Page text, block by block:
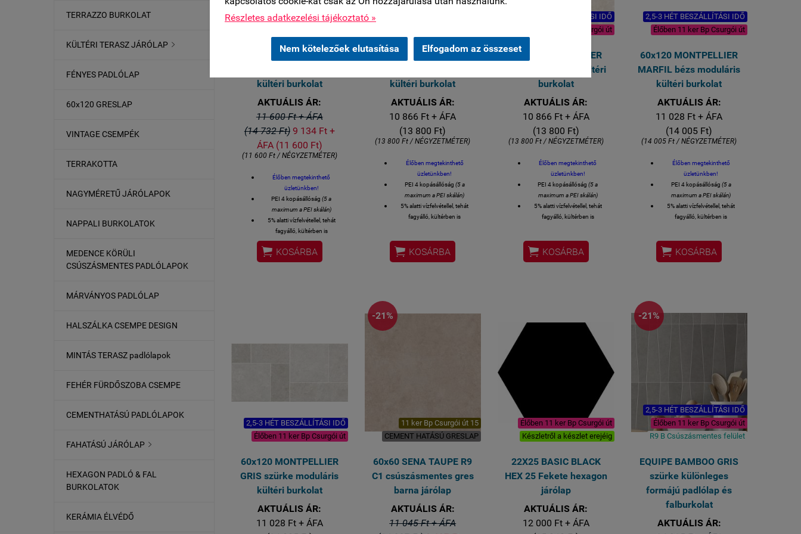
Részletes adatkezelési tájékoztató »
Nem kötelezőek elutasítása Elfogadom az összeset
TERRAZZO BURKOLAT
KÜLTÉRI TERASZ JÁRÓLAP 
FÉNYES PADLÓLAP
60x120 GRESLAP
VINTAGE CSEMPÉK
TERRAKOTTA
NAGYMÉRETŰ JÁRÓLAPOK
NAPPALI BURKOLATOK
MEDENCE KÖRÜLI
CSÚSZÁSMENTES PADLÓLAPOK
MÁRVÁNYOS PADLÓLAP
HALSZÁLKA CSEMPE DESIGN
MINTÁS TERASZ padlólapok
FEHÉR FÜRDŐSZOBA CSEMPE
CEMENTHATÁSÚ PADLÓLAPOK
FAHATÁSÚ JÁRÓLAP 
HEXAGON PADLÓ & FAL
BURKOLATOK
KERÁMIA ÉLVÉDŐ
2,5-3 HÉT BESZÁLLÍTÁSI IDŐ
60x60 MONTPELLIER
kültéri burkolat
AKTUÁLIS ÁR:
11 600 Ft + ÁFA
(14 732 Ft) 9 134 Ft +
ÁFA (11 600 Ft)
(11 600 Ft / NÉGYZETMÉTER)
Élőben megtekinthető
üzletünkben!
PEI 4 kopásállóság(5 a
maximum a PEI skálán)
5% alatti vízfelvétellel, tehát
fagyálló, kültérben is
felhasználható
Felhasználható: LAKÓTEREK -
ÜZLETEK - ÉTTERMEK padló és
rendeles@royalmozaik.hu
 KOSÁRBA
90x90 MONTPELLIER
kültéri burkolat
AKTUÁLIS ÁR:
10 866 Ft + ÁFA
(13 800 Ft)
(13 800 Ft / NÉGYZETMÉTER)
Élőben megtekinthető
üzletünkben!
PEI 4 kopásállóság (5 a
maximum a PEI skálán)
5% alatti vízfelvétellel, tehát
fagyálló, kültérben is
ÜZLETEK - ÉTTERMEK padló és
falburkolására is
rendelkezésére.email:rendeles@royalmozaik.hu
 KOSÁRBA
2,5-3 HÉT BESZÁLLÍTÁSI IDŐ
Élőben 11 ker Bp Csurgói út
90x90 MONTPELLIER
marfil bézs matt kültéri
burkolat
AKTUÁLIS ÁR:
10 866 Ft + ÁFA
(13 800 Ft)
(13 800 Ft / NÉGYZETMÉTER)
Élőben megtekinthető
üzletünkben!
PEI 4 kopásállóság(5 a
maximum a PEI skálán)
5% alatti vízfelvétellel, tehát
fagyálló, kültérben is
ÜZLETEK - ÉTTERMEK padló és
falburkolására is
rendeles@royalmozaik.hu
1 kiszerelés 2 lap azaz 1,62
 KOSÁRBA
2,5-3 HÉT BESZÁLLÍTÁSI IDŐ
Élőben 11 ker Bp Csurgói út
60x120 MONTPELLIER
MARFIL bézs moduláris
kültéri burkolat
AKTUÁLIS ÁR:
11 028 Ft + ÁFA
(14 005 Ft)
(14 005 Ft / NÉGYZETMÉTER)
Élőben megtekinthető
üzletünkben!
PEI 4 kopásállóság (5 a
maximum a PEI skálán)
5% alatti vízfelvétellel, tehát
fagyálló, kültérben is
ÜZLETEK - ÉTTERMEK padló és
falburkolására is
rendelkezésére.email:rendeles@royalmozaik.hu
 KOSÁRBA
2,5-3 HÉT BESZÁLLÍTÁSI IDŐ
Élőben 11 ker Bp Csurgói út
60x120 MONTPELLIER
GRIS szürke moduláris
kültéri burkolat
AKTUÁLIS ÁR:
11 028 Ft + ÁFA
-21%
11 ker Bp Csurgói út 15
CEMENT HATÁSÚ GRESLAP
60x60 SENA TAUPE R9
C1 csúszásmentes gres
barna járólap
AKTUÁLIS ÁR:
11 045 Ft + ÁFA
Élőben 11 ker Bp Csurgói út
Készletről a készlet erejéig
22X25 BASIC BLACK
HEX 25 Fekete hexagon
járólap
AKTUÁLIS ÁR:
12 000 Ft + ÁFA
-21%
2,5-3 HÉT BESZÁLLÍTÁSI IDŐ
Élőben 11 ker Bp Csurgói út
R9 B Csúszásmentes felület
EQUIPE BAMBOO GRIS
szürke különleges
formájú padlólap és
falburkolat
AKTUÁLIS ÁR: